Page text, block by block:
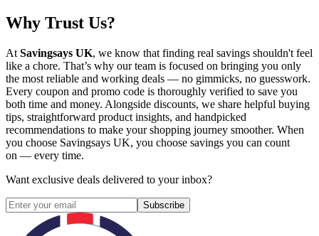
Why Trust Us?
At Savingsays UK, we know that finding real savings shouldn't feel
like a chore. That’s why our team is focused on bringing you only
the most reliable and working deals — no gimmicks, no guesswork.
Every coupon and promo code is thoroughly verified to save you
both time and money. Alongside discounts, we share helpful buying
tips, straightforward product insights, and handpicked
recommendations to make your shopping journey smoother. When
you choose Savingsays UK, you choose savings you can count
on — every time.
Want exclusive deals delivered to your inbox?
Subscribe